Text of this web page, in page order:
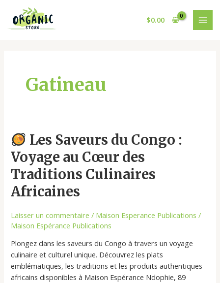
contenu
$0.00
Gatineau
Les Saveurs du Congo :
Voyage au Cœur des
Traditions Culinaires
Africaines
Laisser un commentaire / Maison Esperance Publications /
Maison Espérance Publications
Plongez dans les saveurs du Congo à travers un voyage
culinaire et culturel unique. Découvrez les plats
emblématiques, les traditions et les produits authentiques
africains disponibles à Maison Espérance Ndophie, 89
Les
Saveurs
du
Congo
:
au
Cœur
des
Traditions
Culinaires
Africaines